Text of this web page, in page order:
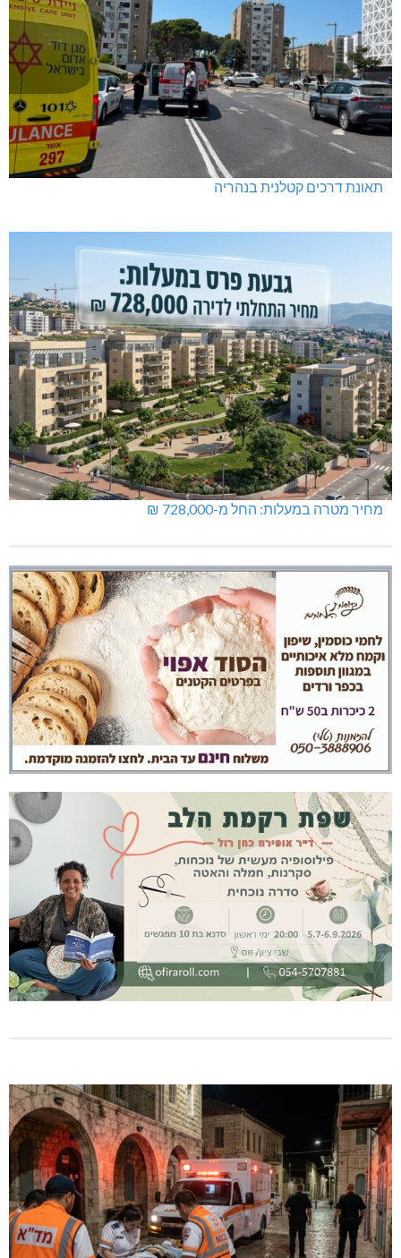
תאונת דרכים קטלנית בנהריה
מחיר מטרה במעלות: החל מ-728,000 ₪